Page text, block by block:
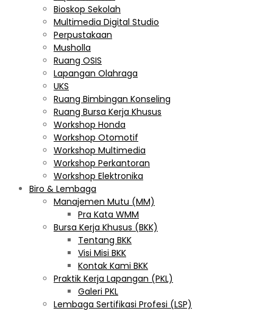
Bioskop Sekolah
Multimedia Digital Studio
Perpustakaan
Musholla
Ruang OSIS
Lapangan Olahraga
UKS
Ruang Bimbingan Konseling
Ruang Bursa Kerja Khusus
Workshop Honda
Workshop Otomotif
Workshop Multimedia
Workshop Perkantoran
Workshop Elektronika
Biro & Lembaga
Manajemen Mutu (MM)
Pra Kata WMM
Bursa Kerja Khusus (BKK)
Tentang BKK
Visi Misi BKK
Kontak Kami BKK
Praktik Kerja Lapangan (PKL)
Galeri PKL
Lembaga Sertifikasi Profesi (LSP)